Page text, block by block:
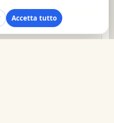
Accetta tutto